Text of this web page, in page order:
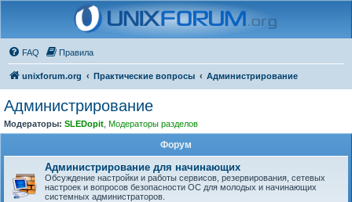
FAQ Правила
unixforum.org Практические вопросы Администрирование
Администрирование
Модераторы: SLEDopit Модераторы разделов
Форум
Администрирование для начинающих
Обсуждение настройки и работы сервисов, резервирования, сетевых
настроек и вопросов безопасности ОС для молодых и начинающих
системных администраторов.